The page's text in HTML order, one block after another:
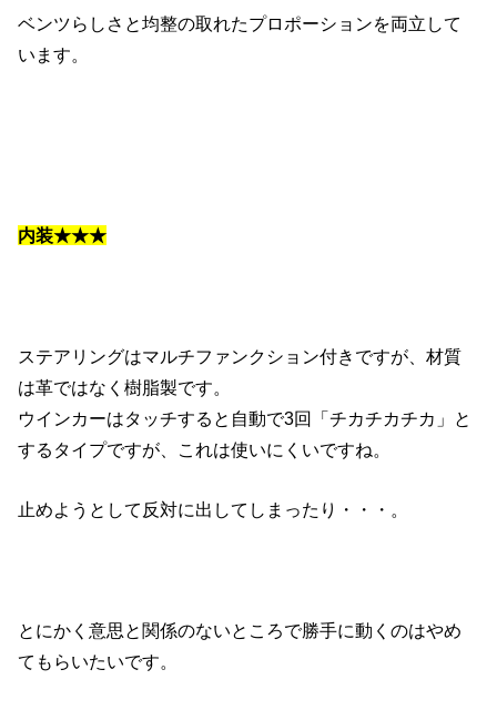
ベンツらしさと均整の取れたプロポーションを両立して
います。
内装★★★
ステアリングはマルチファンクション付きですが、材質
は革ではなく樹脂製です。
ウインカーはタッチすると自動で3回「チカチカチカ」と
するタイプですが、これは使いにくいですね。
止めようとして反対に出してしまったり・・・。
とにかく意思と関係のないところで勝手に動くのはやめ
てもらいたいです。